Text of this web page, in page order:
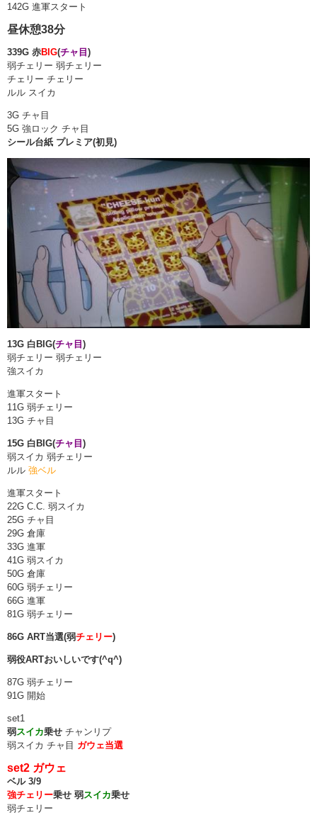
142G 進軍スタート
昼休憩38分
339G 赤BIG(チャ目 )
弱チェリー 弱チェリー
チェリー チェリー
ルル スイカ
3G チャ目
5G 強ロック チャ目
シール台紙 プレミア(初見)
13G 白BIG(チャ目 )
弱チェリー 弱チェリー
強スイカ
進軍スタート
11G 弱チェリー
13G チャ目
15G 白BIG(チャ目 )
弱スイカ 弱チェリー
ルル 強ベル
進軍スタート
22G C.C. 弱スイカ
25G チャ目
29G 倉庫
33G 進軍
41G 弱スイカ
50G 倉庫
60G 弱チェリー
66G 進軍
81G 弱チェリー
86G ART当選(弱チェリー)
弱役ARTおいしいです(^q^)
87G 弱チェリー
91G 開始
set1
弱スイカ乗せ チャンリプ
弱スイカ チャ目 ガウェ当選
set2 ガウェ
ベル 3/9
強チェリー乗せ 弱スイカ乗せ
弱チェリー